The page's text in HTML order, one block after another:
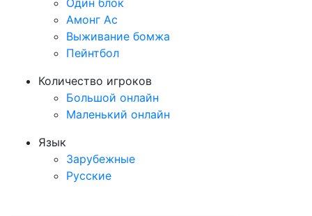
Один блок
Амонг Ас
Выживание бомжа
Пейнтбол
Количество игроков
Большой онлайн
Маленький онлайн
Язык
Зарубежные
Русские